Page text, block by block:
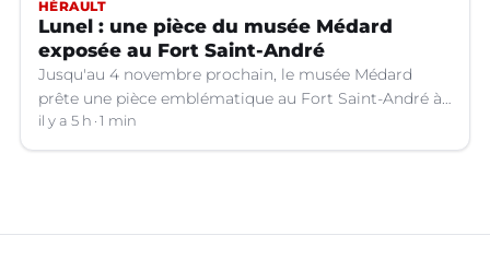
HÉRAULT
Lunel : une pièce du musée Médard
exposée au Fort Saint-André
Jusqu'au 4 novembre prochain, le musée Médard
prête une pièce emblématique au Fort Saint-André à
Villeneuve-lez-Avignon (Gard).
il y a 5 h 1 min